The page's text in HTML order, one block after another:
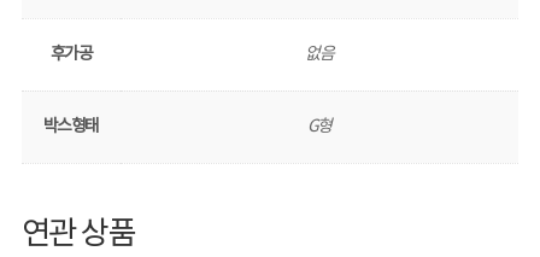
후가공 없음
박스형태 G형
연관 상품